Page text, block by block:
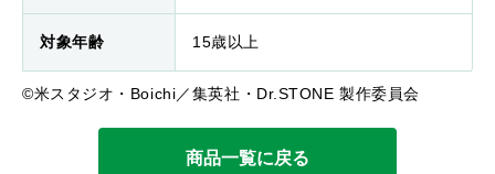
対象年齢 15歳以上
©米スタジオ・Boichi／集英社・Dr.STONE 製作委員会
商品一覧に戻る